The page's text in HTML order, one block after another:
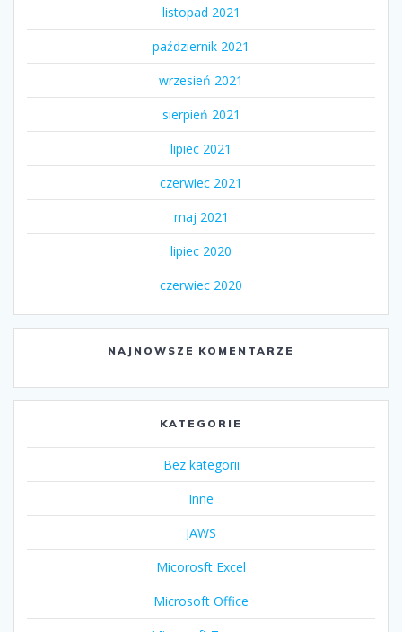
listopad 2021
październik 2021
wrzesień 2021
sierpień 2021
lipiec 2021
czerwiec 2021
maj 2021
lipiec 2020
czerwiec 2020
NAJNOWSZE KOMENTARZE
KATEGORIE
Bez kategorii
Inne
JAWS
Micorosft Excel
Microsoft Office